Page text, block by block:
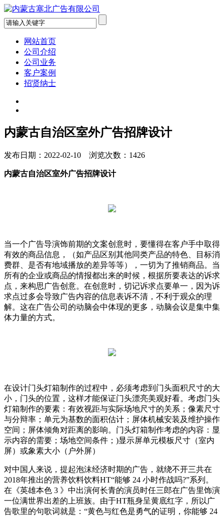
网站首页
公司介绍
公司业务
客户案例
招贤纳士
内蒙古自治区室外广告招牌设计
发布日期：2022-02-10 浏览次数：1426
内蒙古自治区室外广告招牌设计
当一个广告导演饰前期的文案创意时，要懂得在客户手中取得
有效的商品信息，（如产品区别其他同类产品的特色、目标消
费群、是否有地域播放的差异等等），一切为了推销商品。当
所有的企业或商品的情报都出来的时候，根据所要表达的诉求
点，来构思广告创意。在创意时，切记诉求点要单一，因为诉
求点过多会导致广告内容的信息表诉不清，不利于观众的理
解。这在广告公司的动脑会中体现的更多，动脑会议是集中集
体力量的方式。
在设计门头灯箱制作的过程中，必须考虑到门头面积尺寸的大
小，门头的位置，这样才能保证门头漂亮美观好看。考虑门头
灯箱制作的要素：有效视距与实际场地尺寸的关系；像素尺寸
与分辩率；单元为基数的面积估计；屏体机械安装及维护操作
空间；屏体倾角对距离的影响。门头灯箱制作考虑的内容：显
示内容的需要；场地空间条件；)显示屏单元模板尺寸（室内
屏）或象素大小（户外屏）
对中国人来说，提起泡沫经济时期的广告，就绕不开三共在
2018年推出的营养饮料饮料HT“能够 24 小时作战吗?”系列。
在《英雄本色 3 》中出演何长青的演员时任三郎在广告里饰演
一位满世界出差的上班族。由于HT瓶身呈黄底红字，所以广
告歌里的句歌词就是：“黄色与红色是勇气的证明，你能够 24